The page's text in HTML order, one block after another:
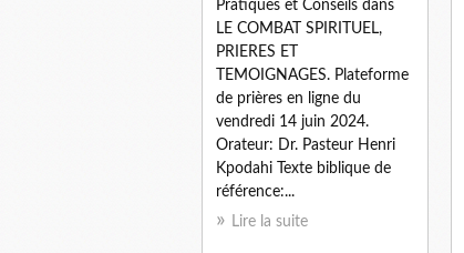
Pratiques et Conseils dans
LE COMBAT SPIRITUEL,
PRIERES ET
TEMOIGNAGES. Plateforme
de prières en ligne du
vendredi 14 juin 2024.
Orateur: Dr. Pasteur Henri
Kpodahi Texte biblique de
référence:...
Lire la suite